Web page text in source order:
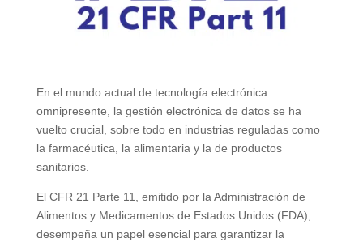
En el mundo actual de tecnología electrónica
omnipresente, la gestión electrónica de datos se ha
vuelto crucial, sobre todo en industrias reguladas como
la farmacéutica, la alimentaria y la de productos
sanitarios.
El CFR 21 Parte 11, emitido por la Administración de
Alimentos y Medicamentos de Estados Unidos (FDA),
desempeña un papel esencial para garantizar la